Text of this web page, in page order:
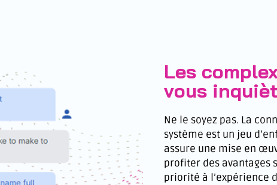
Les
vous
Ne le soyez pas. La
système est un jeu
assure une mise en
profiter des avantages
priorité à l’expérience